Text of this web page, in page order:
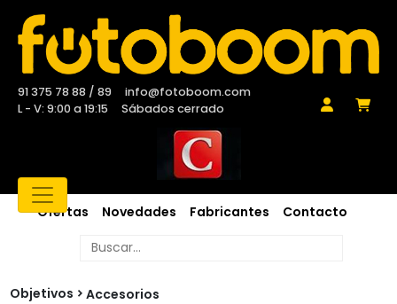
91 375 78 88 / 89
info@fotoboom.com
L - V: 9:00 a 19:15
Sábados cerrado
Ofertas Novedades Fabricantes Contacto
Objetivos Accesorios